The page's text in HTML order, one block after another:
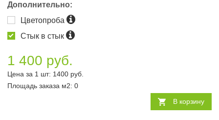
Дополнительно:
Цветопроба
Стык в стык
1 400 руб.
Цена за 1 шт: 1400 руб.
Площадь заказа м2: 0
В корзину